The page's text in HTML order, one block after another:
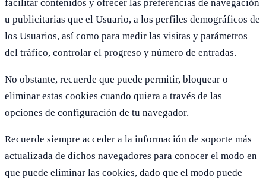
facilitar contenidos y ofrecer las preferencias de navegación
u publicitarias que el Usuario, a los perfiles demográficos de
los Usuarios, así como para medir las visitas y parámetros
del tráfico, controlar el progreso y número de entradas.
No obstante, recuerde que puede permitir, bloquear o
eliminar estas cookies cuando quiera a través de las
opciones de configuración de tu navegador.
Recuerde siempre acceder a la información de soporte más
actualizada de dichos navegadores para conocer el modo en
que puede eliminar las cookies, dado que el modo puede